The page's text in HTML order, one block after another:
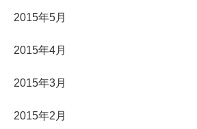
2015年5月
2015年4月
2015年3月
2015年2月